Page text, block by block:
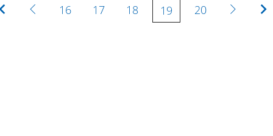
PremièrePrécédente
16 17 18 19 20